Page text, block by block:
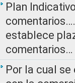
Plan
establece
comentarios…
Por la cual